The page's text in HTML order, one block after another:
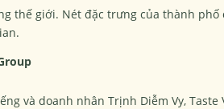
thế giới. Nét đặc trưng của thành phố
và doanh nhân Trịnh Diễm Vy, Taste